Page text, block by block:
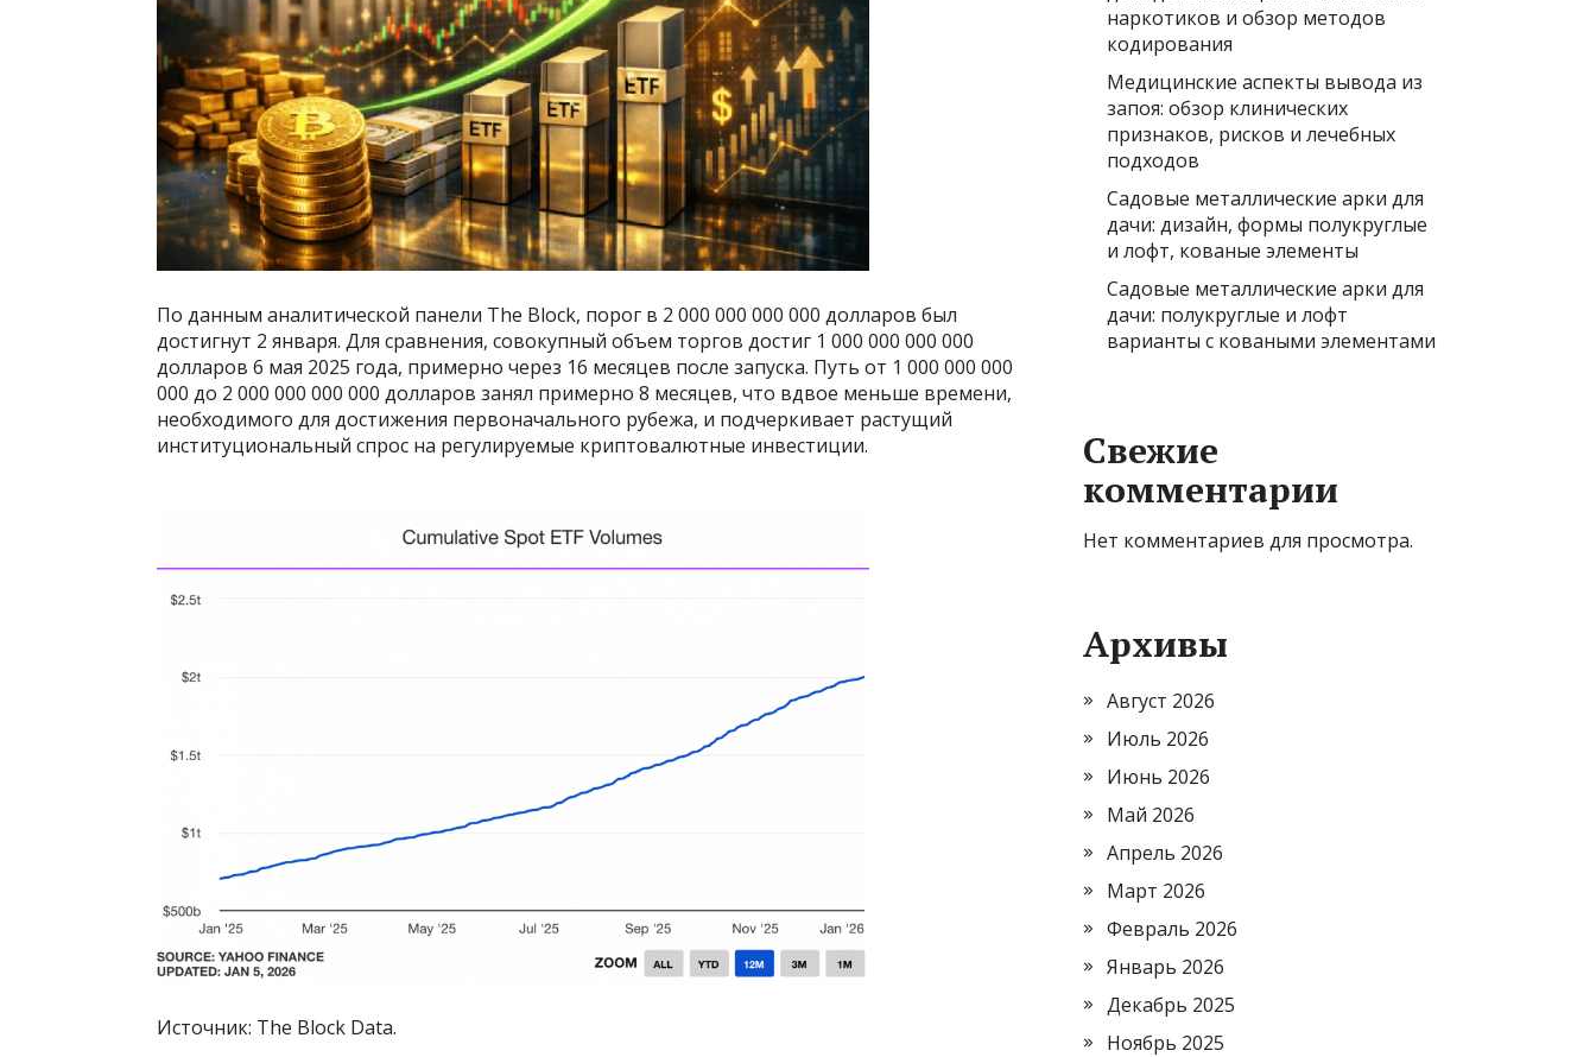
По данным аналитической панели The Block, порог в 2 000 000 000 000 долларов был
достигнут 2 января. Для сравнения, совокупный объем торгов достиг 1 000 000 000 000
долларов 6 мая 2025 года, примерно через 16 месяцев после запуска. Путь от 1 000 000 000
000 до 2 000 000 000 000 долларов занял примерно 8 месяцев, что вдвое меньше времени,
необходимого для достижения первоначального рубежа, и подчеркивает растущий
институциональный спрос на регулируемые криптовалютные инвестиции.
Источник: The Block Data.
наркотиков и обзор методов
кодирования
Медицинские аспекты вывода из
запоя: обзор клинических
признаков, рисков и лечебных
подходов
Садовые металлические арки для
дачи: дизайн, формы полукруглые
и лофт, кованые элементы
Садовые металлические арки для
дачи: полукруглые и лофт
варианты с коваными элементами
Свежие
комментарии
Нет комментариев для просмотра.
Архивы
Август 2026
Июль 2026
Июнь 2026
Май 2026
Апрель 2026
Март 2026
Февраль 2026
Январь 2026
Декабрь 2025
Ноябрь 2025